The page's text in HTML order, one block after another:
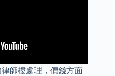
師樓處理，價錢方面